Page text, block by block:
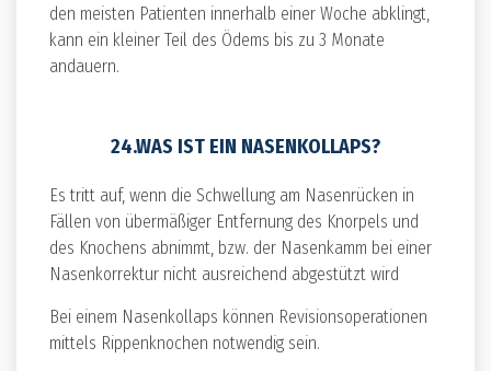
den meisten Patienten innerhalb einer Woche abklingt,
kann ein kleiner Teil des Ödems bis zu 3 Monate
andauern.
24.WAS IST EIN NASENKOLLAPS?
Es tritt auf, wenn die Schwellung am Nasenrücken in
Fällen von übermäßiger Entfernung des Knorpels und
des Knochens abnimmt, bzw. der Nasenkamm bei einer
Nasenkorrektur nicht ausreichend abgestützt wird
Bei einem Nasenkollaps können Revisionsoperationen
mittels Rippenknochen notwendig sein.